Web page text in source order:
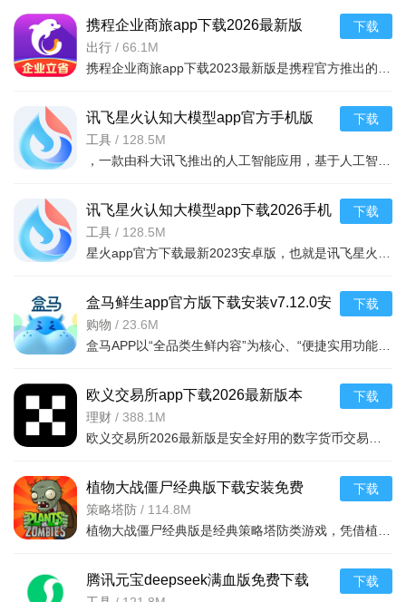
携程企业商旅app下载2026最新版
v10.24.0安卓版
出行 / 66.1M
下载
讯飞星火认知大模型app官方手机版
v5.6.1安卓版
工具 / 128.5M
下载
讯飞星火认知大模型app下载2026手机
版v5.6.1安卓最新版
工具 / 128.5M
下载
盒马鲜生app官方版下载安装v7.12.0安
卓版
购物 / 23.6M
下载
欧义交易所app下载2026最新版本
v6.165.0最新版
理财 / 388.1M
下载
植物大战僵尸经典版下载安装免费
v3.15.0安卓版
策略塔防 / 114.8M
下载
腾讯元宝deepseek满血版免费下载
下载